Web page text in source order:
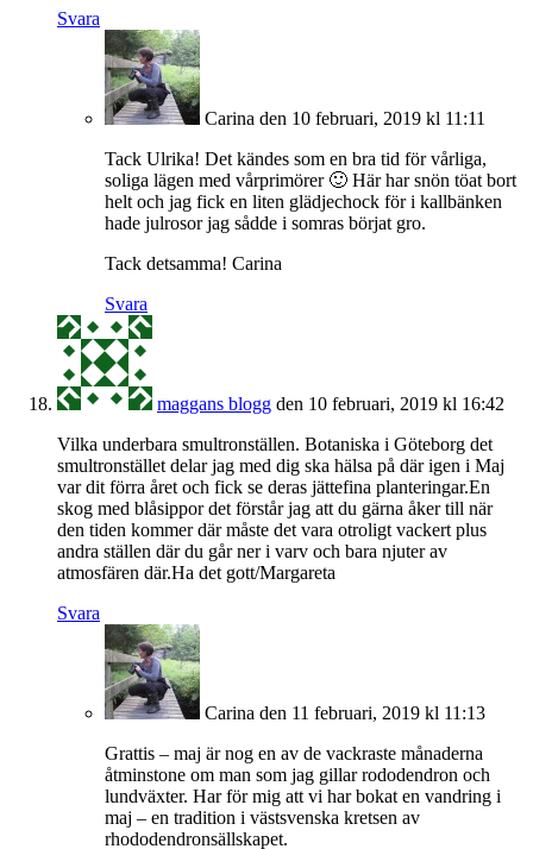
Svara
Carina den 10 februari, 2019 kl 11:11
Tack Ulrika! Det kändes som en bra tid för vårliga,
soliga lägen med vårprimörer 🙂 Här har snön töat bort
helt och jag fick en liten glädjechock för i kallbänken
hade julrosor jag sådde i somras börjat gro.
Tack detsamma! Carina
Svara
maggans blogg den 10 februari, 2019 kl 16:42
Vilka underbara smultronställen. Botaniska i Göteborg det
smultronstället delar jag med dig ska hälsa på där igen i Maj
var dit förra året och fick se deras jättefina planteringar.En
skog med blåsippor det förstår jag att du gärna åker till när
den tiden kommer där måste det vara otroligt vackert plus
andra ställen där du går ner i varv och bara njuter av
atmosfären där.Ha det gott/Margareta
Svara
Carina den 11 februari, 2019 kl 11:13
Grattis – maj är nog en av de vackraste månaderna
åtminstone om man som jag gillar rododendron och
lundväxter. Har för mig att vi har bokat en vandring i
maj – en tradition i västsvenska kretsen av
rhododendronsällskapet.